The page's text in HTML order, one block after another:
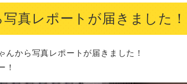
真レポートが届きました！
から写真レポートが届きました！
！